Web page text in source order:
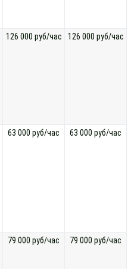
126 000 руб/час 126 000 руб/час
63 000 руб/час 63 000 руб/час
79 000 руб/час 79 000 руб/час